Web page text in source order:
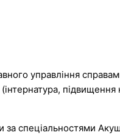
управління
підвищення
спеціальностями